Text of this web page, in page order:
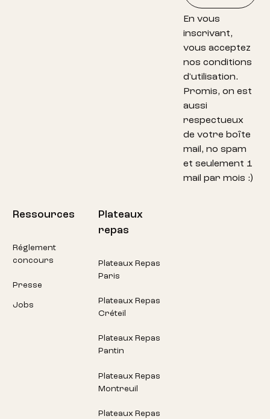
En vous
inscrivant,
vous acceptez
nos conditions
d'utilisation.
Promis, on est
aussi
respectueux
de votre boîte
mail, no spam
et seulement 1
mail par mois :)
Ressources
Réglement
concours
Presse
Jobs
Plateaux
repas
Plateaux Repas
Paris
Plateaux Repas
Créteil
Plateaux Repas
Pantin
Plateaux Repas
Montreuil
Plateaux Repas